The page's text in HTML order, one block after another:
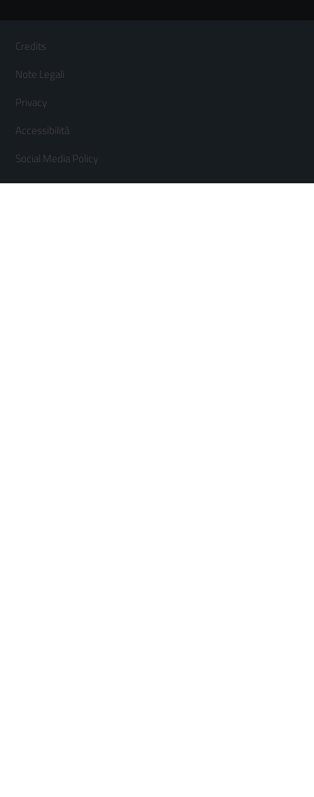
Footer
Menù
orizzontale
Credits
Note Legali
Privacy
Accessibilità
Social Media Policy